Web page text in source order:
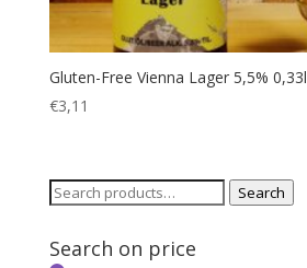
Gluten-Free Vienna Lager 5,5% 0,33l
€3,11
Search
Search
Search on price